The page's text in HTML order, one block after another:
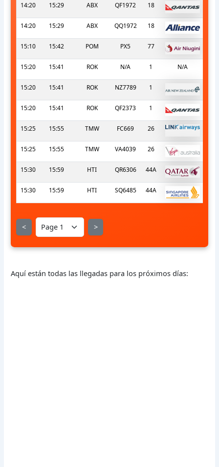
14:20
15:29 ABX QF1972 18
14:20 15:29 ABX QQ1972 18
15:10 15:42 POM PX5 77
15:20 15:41 ROK N/A 1 N/A
15:20 15:41 ROK NZ7789 1
15:20 15:41 ROK QF2373 1
15:25 15:55 TMW FC669 26
15:25 15:55 TMW VA4039 26
15:30 15:59 HTI QR6306 44A
15:30 15:59 HTI SQ6485 44A
< >
Aquí están todas las llegadas para los próximos días: